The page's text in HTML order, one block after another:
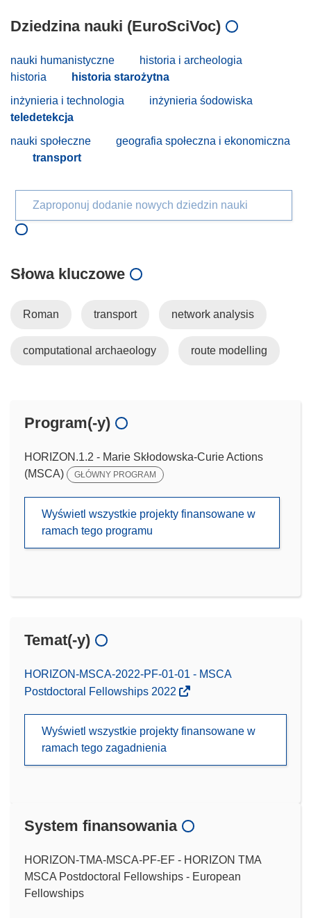
Dziedzina nauki (EuroSciVoc)
nauki humanistyczne
historia i archeologia
historia
historia starożytna
inżynieria i technologia
inżynieria śodowiska
teledetekcja
nauki społeczne
geografia społeczna i ekonomiczna
transport
Zaproponuj dodanie nowych dziedzin nauki
Słowa kluczowe
Roman transport network analysis
computational archaeology route modelling
Program(-y)
HORIZON.1.2 - Marie Skłodowska-Curie Actions
(MSCA)
GŁÓWNY PROGRAM
Wyświetl wszystkie projekty finansowane w
ramach tego programu
Temat(-y)
HORIZON-MSCA-2022-PF-01-01 - MSCA
Postdoctoral Fellowships 2022
Wyświetl wszystkie projekty finansowane w
ramach tego zagadnienia
System finansowania
HORIZON-TMA-MSCA-PF-EF - HORIZON TMA
MSCA Postdoctoral Fellowships - European
Fellowships